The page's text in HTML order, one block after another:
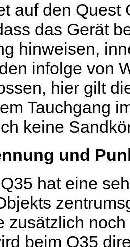
auf den Quest
das Gerät
hinweisen,
infolge von
hier gilt
Tauchgang
keine
und
hat eine
zusätzlich
beim Q35